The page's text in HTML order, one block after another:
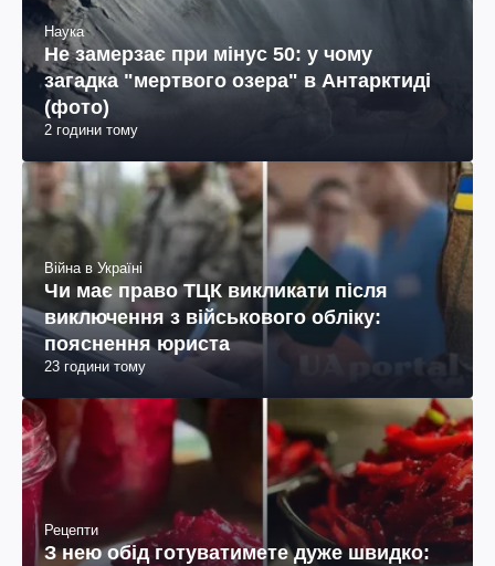
Наука
Не замерзає при мінус 50: у чому
загадка "мертвого озера" в Антарктиді
(фото)
2 години тому
Війна в Україні
Чи має право ТЦК викликати після
виключення з військового обліку:
пояснення юриста
23 години тому
Рецепти
З нею обід готуватимете дуже швидко: